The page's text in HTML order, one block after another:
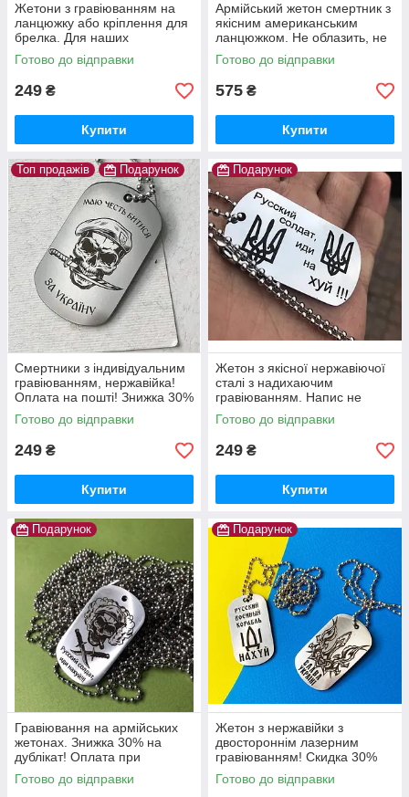
Жетони з гравіюванням на
ланцюжку або кріплення для
брелка. Для наших
захисників. Напис не
зтирається
Готово до відправки
249 ₴
Купити
Армійський жетон смертник з
якісним американським
ланцюжком. Не облазить, не
фарбує та не дратує шию!
Оплата при отриманні.
Готово до відправки
575 ₴
Купити
Топ продажів Подарунок
Смертники з індивідуальним
гравіюванням, нержавійка!
Оплата на пошті! Знижка 30%
на другий жетон-дублікат!
Готово до відправки
249 ₴
Купити
Подарунок
Жетон з якісної нержавіючої
сталі з надихаючим
гравіюванням. Напис не
зтирається
Готово до відправки
249 ₴
Купити
Подарунок
Гравіювання на армійських
жетонах. Знижка 30% на
дублікат! Оплата при
отриманні! Швидко та якісно!
Напис не зтирається.
Готово до відправки
Подарунок
Жетон з нержавійки з
двостороннім лазерним
гравіюванням! Скидка 30%
на дублікат! Будь який текст
або малюнок! Швидко та
Готово до відправки